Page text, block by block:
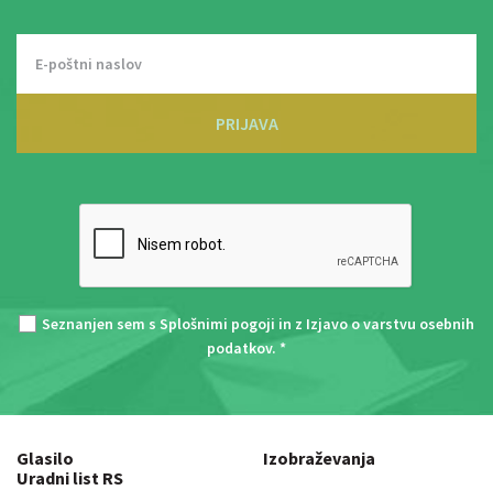
PRIJAVA
Seznanjen sem s Splošnimi pogoji in z Izjavo o varstvu osebnih
podatkov. *
Glasilo
Uradni list RS
Izobraževanja